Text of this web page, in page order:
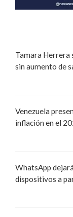
Tamara Herrera
sin aumento de
Venezuela
inflación en el
WhatsApp
dispositivos a